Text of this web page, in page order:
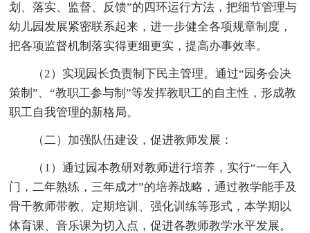
划、落实、监督、反馈”的四环运行方法，把细节管理与
幼儿园发展紧密联系起来，进一步健全各项规章制度，
把各项监督机制落实得更细更实，提高办事效率。
（2）实现园长负责制下民主管理。通过“园务会决
策制”、“教职工参与制”等发挥教职工的自主性，形成教
职工自我管理的新格局。
（二）加强队伍建设，促进教师发展：
（1）通过园本教研对教师进行培养，实行“一年入
门，二年熟练，三年成才”的培养战略，通过教学能手及
骨干教师带教、定期培训、强化训练等形式，本学期以
体育课、音乐课为切入点，促进各教师教学水平发展。